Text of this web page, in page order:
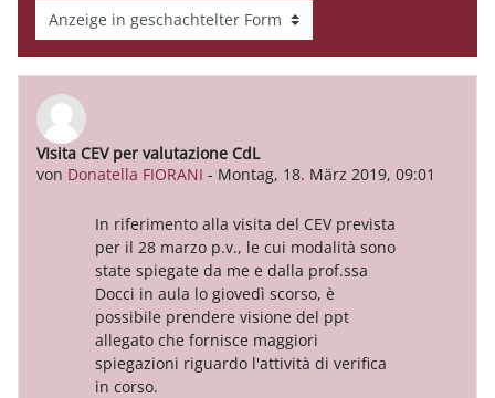
Anzeigemodus
VIsita CEV per valutazione CdL
von Donatella FIORANI - Montag, 18. März 2019, 09:01
Anzahl Antworten: 0
In riferimento alla visita del CEV prevista
per il 28 marzo p.v., le cui modalità sono
state spiegate da me e dalla prof.ssa
Docci in aula lo giovedì scorso, è
possibile prendere visione del ppt
allegato che fornisce maggiori
spiegazioni riguardo l'attività di verifica
in corso.